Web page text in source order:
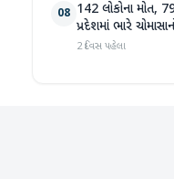
08 142 લોકોના મોત,
પ્રદેશમાં ભારે
2 દિવસ પહેલા